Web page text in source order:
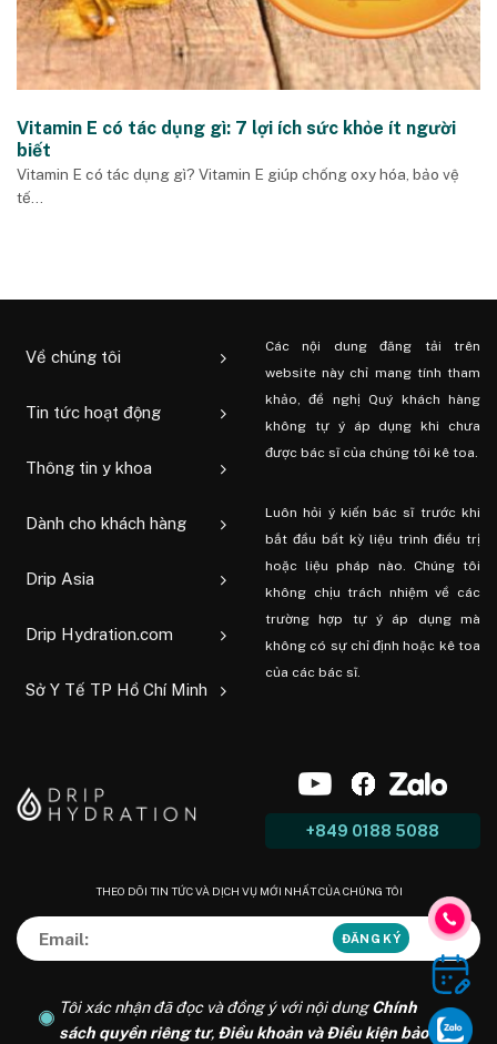
Vitamin E có tác dụng gì: 7 lợi ích sức khỏe ít người
biết
Vitamin E có tác dụng gì? Vitamin E giúp chống oxy hóa, bảo vệ
tế...
Về chúng tôi
Tin tức hoạt động
Thông tin y khoa
Dành cho khách hàng
Drip Asia
Drip Hydration.com
Sở Y Tế TP Hồ Chí Minh
Các nội dung đăng tải trên
website này chỉ mang tính tham
khảo, đề nghị Quý khách hàng
không tự ý áp dụng khi chưa
được bác sĩ của chúng tôi kê toa.
Luôn hỏi ý kiến ​​bác sĩ trước khi
bắt đầu bất kỳ liệu trình điều trị
hoặc liệu pháp nào. Chúng tôi
không chịu trách nhiệm về các
trường hợp tự ý áp dụng mà
không có sự chỉ định hoặc kê toa
của các bác sĩ.
+849 0188 5088
THEO DÕI TIN TỨC VÀ DỊCH VỤ MỚI NHẤT CỦA CHÚNG TÔI
Tôi xác nhận đã đọc và đồng ý với nội dungChính
sách quyền riêng tư, Điều khoản và Điều kiện bảo